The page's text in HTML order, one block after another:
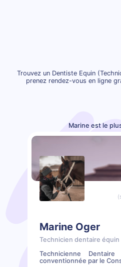
Trouvez un Dentiste Equin
prenez rendez-vous en ligne
Marine est le
Marine Oger
Technicien dentaire équin
Technicienne
conventionnée par le